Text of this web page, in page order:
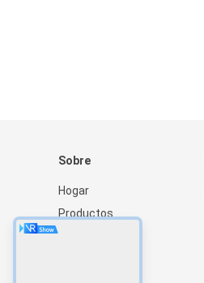
Sobre
Hogar
Productos